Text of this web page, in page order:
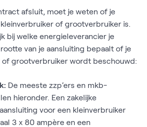
afsluit, moet je weten of je
of grootverbruiker is.
bij welke energieleverancier je
van je aansluiting bepaalt of je
of grootverbruiker wordt beschouwd:
De meeste zzp’ers en mkb-
hieronder. Een zakelijke
voor een kleinverbruiker
3 x 80 ampère en een